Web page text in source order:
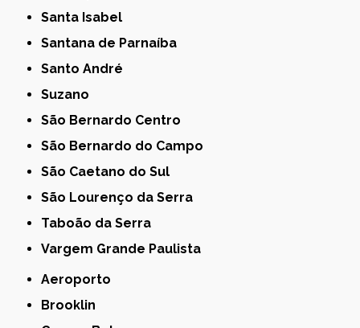
Santa Isabel
Santana de Parnaíba
Santo André
Suzano
São Bernardo Centro
São Bernardo do Campo
São Caetano do Sul
São Lourenço da Serra
Taboão da Serra
Vargem Grande Paulista
Aeroporto
Brooklin